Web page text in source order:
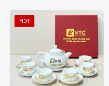
HOT